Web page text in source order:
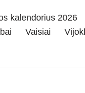
kalendorius 2026
Vaisiai